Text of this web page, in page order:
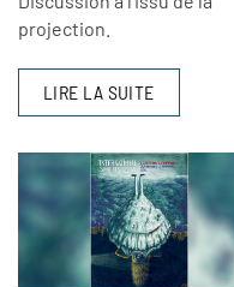
projection.
LIRE LA SUITE